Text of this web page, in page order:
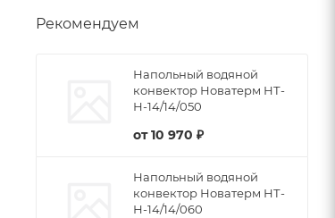
Рекомендуем
Напольный водяной
конвектор Новатерм НТ-
Н-14/14/050
от10 970 ₽
Напольный водяной
конвектор Новатерм НТ-
Н-14/14/060